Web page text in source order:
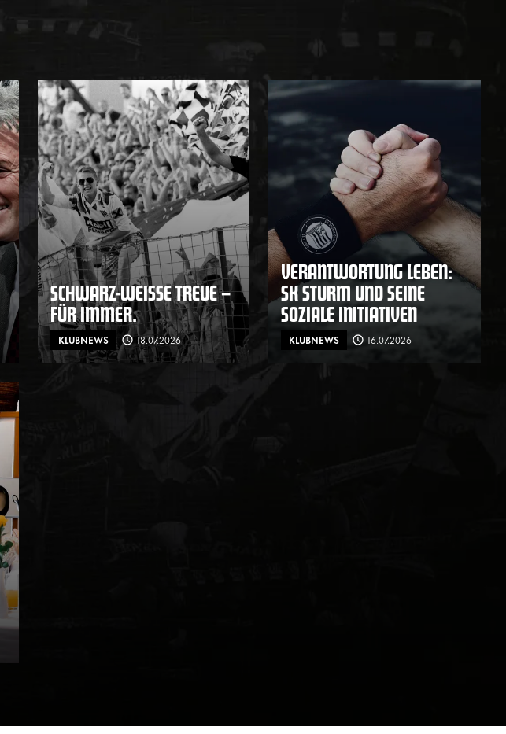
SCHWARZ-WEISSE TREUE – F
ÜR IMMER.
KLUBNEWS 18.07.2026
VERANTWORTUNG LEBEN:
SK STURM UND SEINE
SOZIALE INITIATIVEN
KLUBNEWS 16.07.2026